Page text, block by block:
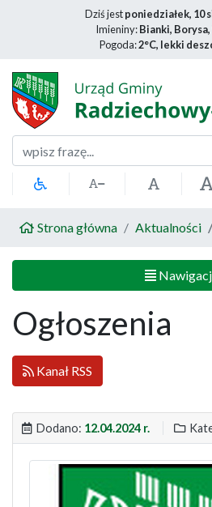
Dziś jestponiedziałek, 10
Imieniny:Bianki,
Pogoda:2°C, lekki
Strona główna Aktualności
Ogłoszenia
Kanał RSS
Dodano: 12.04.2024 r.